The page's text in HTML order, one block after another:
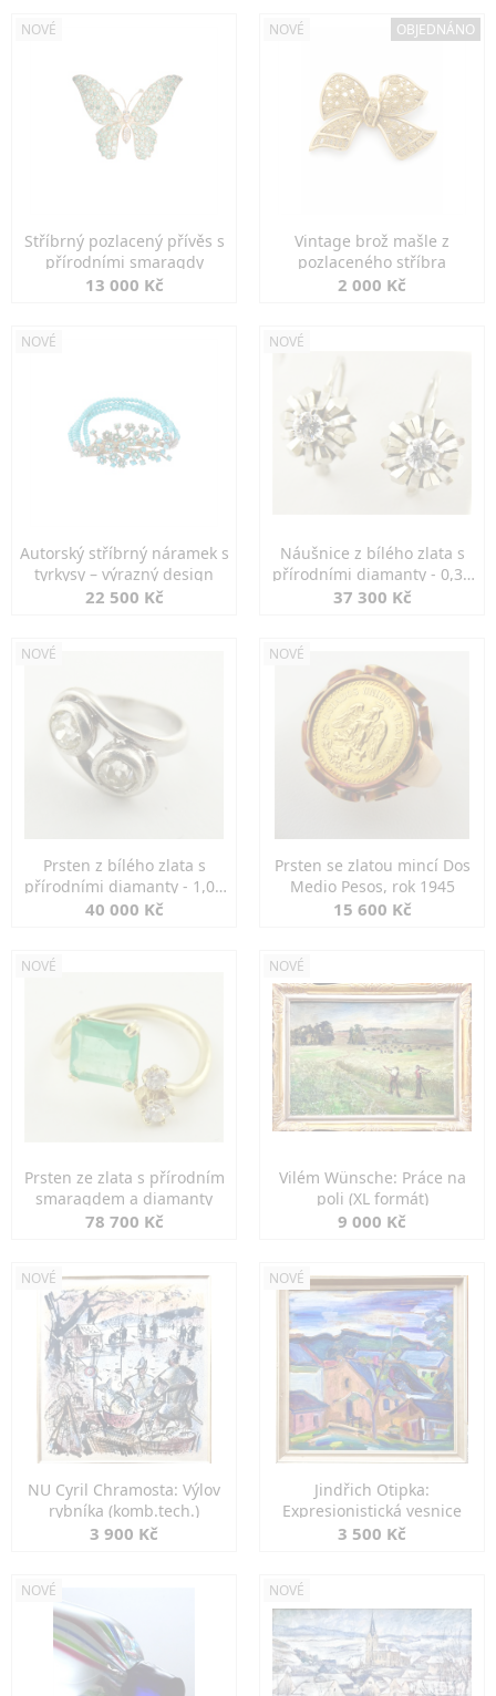
NOVÉ
Stříbrný pozlacený přívěs s
přírodními smaragdy
13 000 Kč
NOVÉ OBJEDNÁNO
Vintage brož mašle z
pozlaceného stříbra
2 000 Kč
NOVÉ
Autorský stříbrný náramek s
tyrkysy – výrazný design
22 500 Kč
NOVÉ
Náušnice z bílého zlata s
přírodními diamanty - 0,30
ct
37 300 Kč
NOVÉ
Prsten z bílého zlata s
přírodními diamanty - 1,00
ct
40 000 Kč
NOVÉ
Prsten se zlatou mincí Dos
Medio Pesos, rok 1945
15 600 Kč
NOVÉ
Prsten ze zlata s přírodním
smaragdem a diamanty
78 700 Kč
NOVÉ
Vilém Wünsche: Práce na
poli (XL formát)
9 000 Kč
NOVÉ
NU Cyril Chramosta: Výlov
rybníka (komb.tech.)
3 900 Kč
NOVÉ
Jindřich Otipka:
Expresionistická vesnice
3 500 Kč
NOVÉ NOVÉ